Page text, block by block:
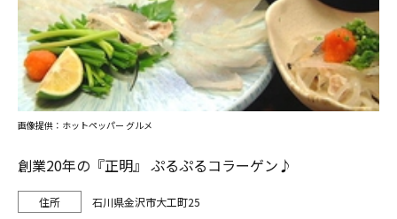
創業20年の『正明』 ぷるぷるコラーゲン♪
石川県金沢市大工町25
画像提供：ホットペッパー グルメ